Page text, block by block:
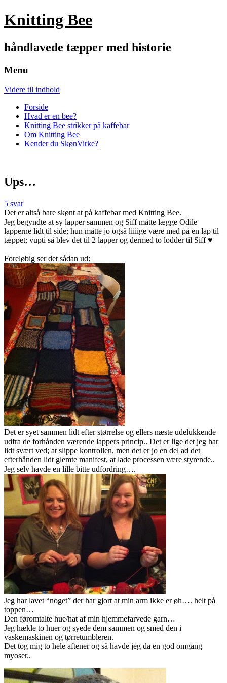
Knitting Bee
håndlavede tæpper med historie
Menu
Videre til indhold
Forside
Hvad er en bee?
Knitting Bee strikker på kaffebar
Om Knitting Bee
Kender du SkønVirke?
Ups…
5 svar
Det er altså bare skønt at på kaffebar med Knitting Bee.
Jeg begyndte at sy lapper sammen og Siff måtte lægge Odile
lapperne lidt til side; hun måtte jo også liiiige være med på en lap til
tæppet; vupti så blev det til 2 lapper og dermed to lodder til Siff♥
Foreløbig ser det sådan ud:
Det er syet sammen lidt efter størrelse og ellers næste udelukkende
udfra de forhånden værende lappers princip.. Det er lige det jeg har
lidt svært ved; at slippe kontrollen, men det er jo en del ad det
efterhånden lidt glemte manifest, at lade processen være styrende..
Jeg selv havde en lille bitte udfordring….
Jeg har lavet “noget” der har gjort at min arm ikke er øh…. helt på
toppen…
Den føromtalte hue/hat af min hjemmefarvede garn…
Jeg hækle to huer og syede dem sammen og smed den i
vaskemaskinen og tørretumbleren.
Det tog mig to hele aftener og så havde jeg da en god omgang
myoser..